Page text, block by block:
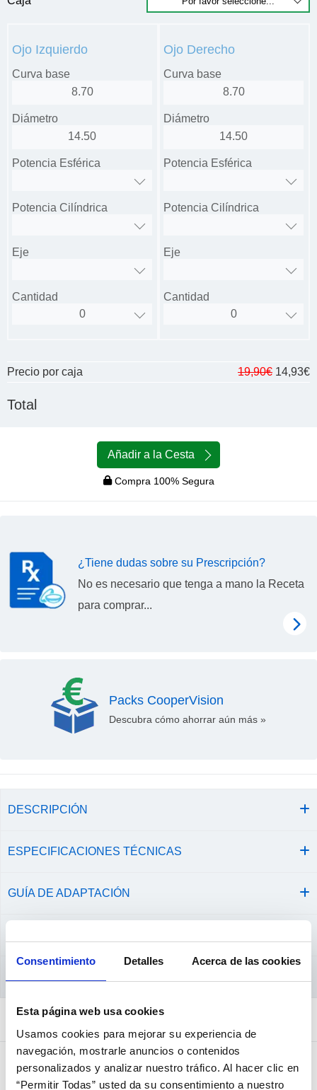
Consentimiento Detalles Acerca de las cookies
Esta página web usa cookies
Usamos cookies para mejorar su experiencia de
navegación, mostrarle anuncios o contenidos
personalizados y analizar nuestro tráfico. Al hacer clic en
“Permitir Todas” usted da su consentimiento a nuestro
Ojo Izquierdo
Curva base
8.70
Diámetro
14.50
Potencia Esférica
Potencia Cilíndrica
Eje
Cantidad
Ojo Derecho
Curva base
8.70
Diámetro
14.50
Potencia Esférica
Potencia Cilíndrica
Eje
Cantidad
Precio por caja 19,90€ 14,93€
Total
Añadir a la Cesta
Compra 100% Segura
¿Tiene dudas sobre su Prescripción?
No es necesario que tenga a mano la Receta
para comprar...
Packs CooperVision
Descubra cómo ahorrar aún más »
DESCRIPCIÓN
ESPECIFICACIONES TÉCNICAS
GUÍA DE ADAPTACIÓN
Comprados juntos habitualmente
+ Opciones »